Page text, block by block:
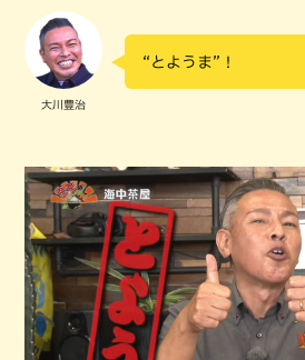
大川豊治
“とようま”！